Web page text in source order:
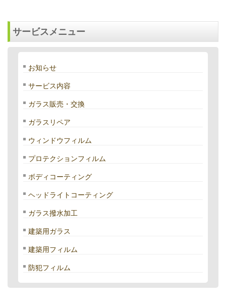
サービスメニュー
お知らせ
サービス内容
ガラス販売・交換
ガラスリペア
ウィンドウフィルム
プロテクションフィルム
ボディコーティング
ヘッドライトコーティング
ガラス撥水加工
建築用ガラス
建築用フィルム
防犯フィルム